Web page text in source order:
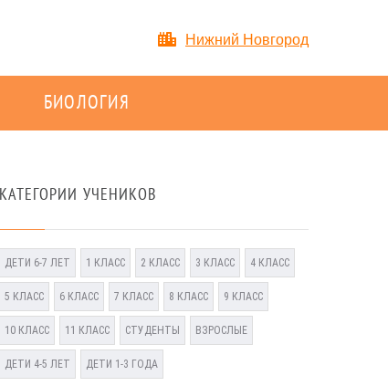
Нижний Новгород
БИОЛОГИЯ
КАТЕГОРИИ УЧЕНИКОВ
ДЕТИ 6-7 ЛЕТ 1 КЛАСС 2 КЛАСС 3 КЛАСС 4 КЛАСС
5 КЛАСС 6 КЛАСС 7 КЛАСС 8 КЛАСС 9 КЛАСС
10 КЛАСС 11 КЛАСС СТУДЕНТЫ ВЗРОСЛЫЕ
ДЕТИ 4-5 ЛЕТ ДЕТИ 1-3 ГОДА